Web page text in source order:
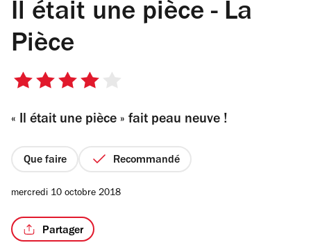
Il était une pièce - La
Pièce
4
5
« Il était une pièce » fait peau neuve !
Que faire Recommandé
mercredi 10 octobre 2018
Partager